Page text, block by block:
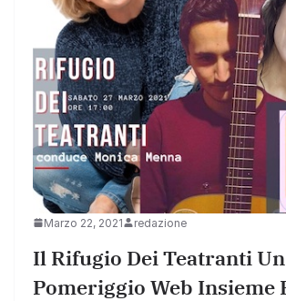
Marzo 22, 2021 redazione
Il Rifugio Dei Teatranti Un
Pomeriggio Web Insieme